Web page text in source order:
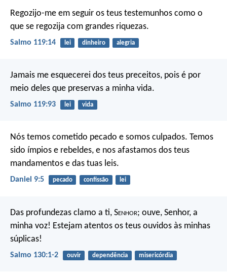
Regozijo-me em seguir os teus testemunhos como o
que se regozija com grandes riquezas.
Salmo 119:14 lei dinheiro alegria
Jamais me esquecerei dos teus preceitos, pois é por
meio deles que preservas a minha vida.
Salmo 119:93 lei vida
Nós temos cometido pecado e somos culpados. Temos
sido ímpios e rebeldes, e nos afastamos dos teus
mandamentos e das tuas leis.
Daniel 9:5 pecado confissão lei
Das profundezas clamo a ti, Senhor; ouve, Senhor, a
minha voz! Estejam atentos os teus ouvidos às minhas
súplicas!
Salmo 130:1-2 ouvir dependência misericórdia